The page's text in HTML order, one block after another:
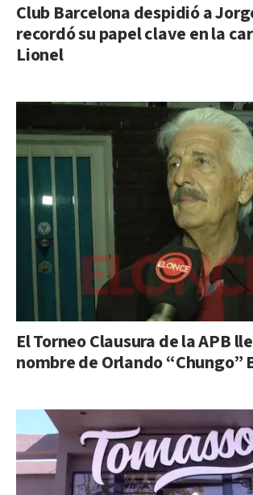
Club Barcelona despidió a
recordó su papel clave en la
Lionel
El Torneo Clausura de la APB
nombre de Orlando “Chungo”